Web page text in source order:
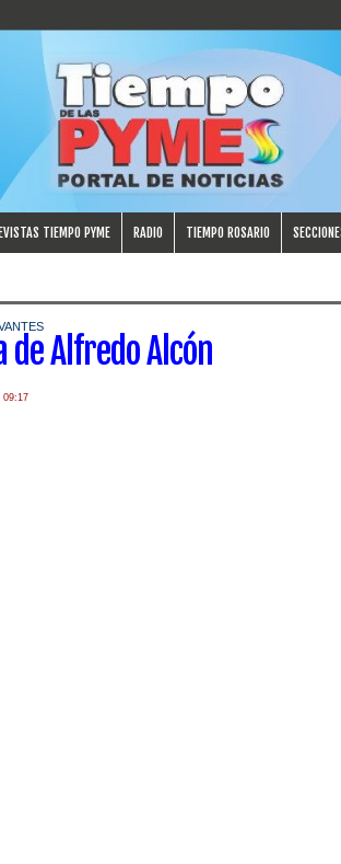
TIEMPO PYME RADIO TIEMPO ROSARIO
de Alfredo Alcón
09:17